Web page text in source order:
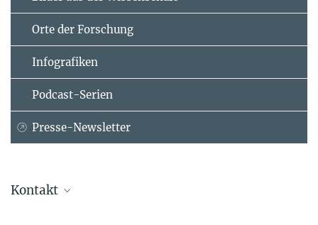
Orte der Forschung
Infografiken
Podcast-Serien
Presse-Newsletter
Kontakt